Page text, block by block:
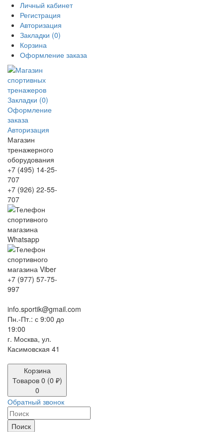
Личный кабинет
Регистрация
Авторизация
Закладки (0)
Корзина
Оформление заказа
Закладки (0)
Оформление
заказа
Авторизация
Магазин
тренажерного
оборудования
+7 (495) 14-25-
707
+7 (926) 22-55-
707
+7 (977) 57-75-
997
info.sportik@gmail.com
Пн.-Пт.: с 9:00 до
19:00
г. Москва, ул.
Касимовская 41
Корзина
Товаров 0 (0 ₽)
0
Обратный звонок
Поиск